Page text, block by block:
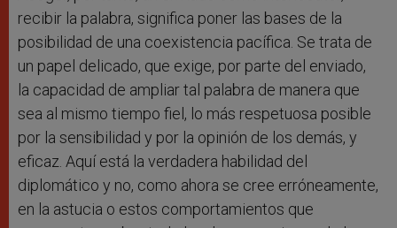
recibir la palabra, significa poner las bases de la
posibilidad de una coexistencia pacífica. Se trata de
un papel delicado, que exige, por parte del enviado,
la capacidad de ampliar tal palabra de manera que
sea al mismo tiempo fiel, lo más respetuosa posible
por la sensibilidad y por la opinión de los demás, y
eficaz. Aquí está la verdadera habilidad del
diplomático y no, como ahora se cree erróneamente,
en la astucia o estos comportamientos que